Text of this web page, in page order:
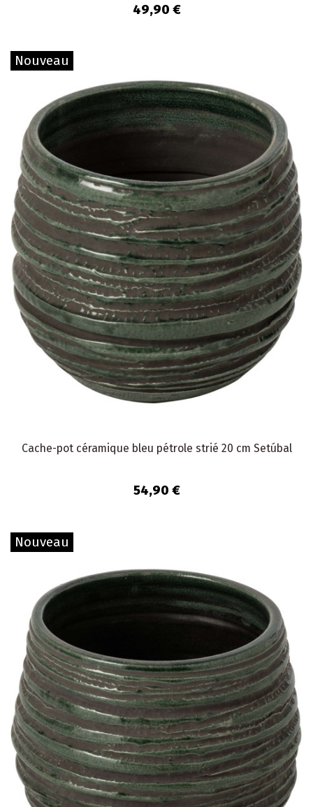
49,90 €
Nouveau
Cache-pot céramique bleu pétrole strié 20 cm Setúbal
54,90 €
Nouveau